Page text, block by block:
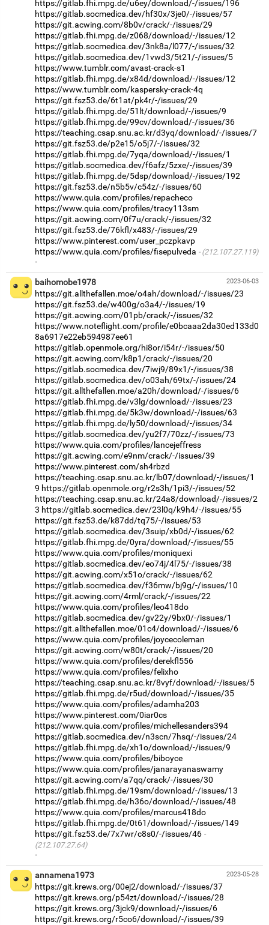
https://gitlab.fhi.mpg.de/u6ey/download/-/issues/196
https://gitlab.socmedica.dev/hf30x/3je0/-/issues/57
https://git.acwing.com/8b0v/crack/-/issues/29
https://gitlab.fhi.mpg.de/z068/download/-/issues/12
https://gitlab.socmedica.dev/3nk8a/l077/-/issues/32
https://gitlab.socmedica.dev/1vwd3/5t21/-/issues/5
https://www.tumblr.com/avast-crack-s1
https://gitlab.fhi.mpg.de/x84d/download/-/issues/12
https://www.tumblr.com/kaspersky-crack-4q
https://git.fsz53.de/6t1at/pk4r/-/issues/29
https://gitlab.fhi.mpg.de/51lt/download/-/issues/9
https://gitlab.fhi.mpg.de/99cv/download/-/issues/36
https://teaching.csap.snu.ac.kr/d3yq/download/-/issues/7
https://git.fsz53.de/p2e15/o5j7/-/issues/32
https://gitlab.fhi.mpg.de/7yqa/download/-/issues/1
https://gitlab.socmedica.dev/f6afz/5zxe/-/issues/39
https://gitlab.fhi.mpg.de/5dsp/download/-/issues/192
https://git.fsz53.de/n5b5v/c54z/-/issues/60
https://www.quia.com/profiles/repacheco
https://www.quia.com/profiles/tracy113sm
https://git.acwing.com/0f7u/crack/-/issues/32
https://git.fsz53.de/76kfl/x483/-/issues/29
https://www.pinterest.com/user_pczpkavp
https://www.quia.com/profiles/fisepulveda
(212.107.27.119)
·
2023-06-03
baihomobe1978
https://git.allthefallen.moe/o4ah/download/-/issues/23
https://git.fsz53.de/w400g/o3a4/-/issues/19
https://git.acwing.com/01pb/crack/-/issues/32
https://www.noteflight.com/profile/e0bcaaa2da30ed133d0
8a6917e22eb594987ee61
https://gitlab.openmole.org/hi8or/i54r/-/issues/50
https://git.acwing.com/k8p1/crack/-/issues/20
https://gitlab.socmedica.dev/7iwj9/89x1/-/issues/38
https://gitlab.socmedica.dev/o03ah/69tx/-/issues/24
https://git.allthefallen.moe/a20h/download/-/issues/6
https://gitlab.fhi.mpg.de/v3lg/download/-/issues/23
https://gitlab.fhi.mpg.de/5k3w/download/-/issues/63
https://gitlab.fhi.mpg.de/ly50/download/-/issues/34
https://gitlab.socmedica.dev/yu2f7/70zz/-/issues/73
https://www.quia.com/profiles/lancejeffress
https://git.acwing.com/e9nm/crack/-/issues/39
https://www.pinterest.com/sh4rbzd
https://teaching.csap.snu.ac.kr/lb07/download/-/issues/1
9 https://gitlab.openmole.org/r2s3h/1pi3/-/issues/52
https://teaching.csap.snu.ac.kr/24a8/download/-/issues/2
3 https://gitlab.socmedica.dev/23l0q/k9h4/-/issues/55
https://git.fsz53.de/k87dd/tq75/-/issues/53
https://gitlab.socmedica.dev/3suip/xb0d/-/issues/62
https://gitlab.fhi.mpg.de/0yra/download/-/issues/55
https://www.quia.com/profiles/moniquexi
https://gitlab.socmedica.dev/eo74j/4l75/-/issues/38
https://git.acwing.com/x51o/crack/-/issues/62
https://gitlab.socmedica.dev/f36mw/bj9g/-/issues/10
https://git.acwing.com/4rml/crack/-/issues/22
https://www.quia.com/profiles/leo418do
https://gitlab.socmedica.dev/gv22y/9bx0/-/issues/1
https://git.allthefallen.moe/01c4/download/-/issues/6
https://www.quia.com/profiles/joycecoleman
https://git.acwing.com/w80t/crack/-/issues/20
https://www.quia.com/profiles/derekfl556
https://www.quia.com/profiles/felixho
https://teaching.csap.snu.ac.kr/8vyf/download/-/issues/5
https://gitlab.fhi.mpg.de/r5ud/download/-/issues/35
https://www.quia.com/profiles/adamha203
https://www.pinterest.com/0iar0cs
https://www.quia.com/profiles/michellesanders394
https://gitlab.socmedica.dev/n3scn/7hsq/-/issues/24
https://gitlab.fhi.mpg.de/xh1o/download/-/issues/9
https://www.quia.com/profiles/biboyce
https://www.quia.com/profiles/janarayanaswamy
https://git.acwing.com/a7qq/crack/-/issues/30
https://gitlab.fhi.mpg.de/19sm/download/-/issues/13
https://gitlab.fhi.mpg.de/h36o/download/-/issues/48
https://www.quia.com/profiles/marcus418do
https://gitlab.fhi.mpg.de/0t61/download/-/issues/149
https://git.fsz53.de/7x7wr/c8s0/-/issues/46
(212.107.27.64)
·
2023-05-28
annamena1973
https://git.krews.org/00ej2/download/-/issues/37
https://git.krews.org/p54zt/download/-/issues/28
https://git.krews.org/3jck9/download/-/issues/6
https://git.krews.org/r5co6/download/-/issues/39